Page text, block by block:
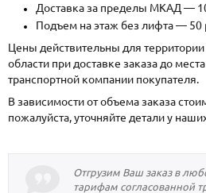
Доставка за пределы МКАД —
Подъем на этаж без лифта — 50
Цены действительны для
области при доставке заказа до
транспортной компании покупателя.
В зависимости от объема заказа
пожалуйста, уточняйте детали у
Отгрузим Ваш заказ в
тарифам согласованной